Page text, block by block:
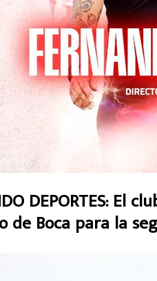
DEPORTES: El
de Boca para la